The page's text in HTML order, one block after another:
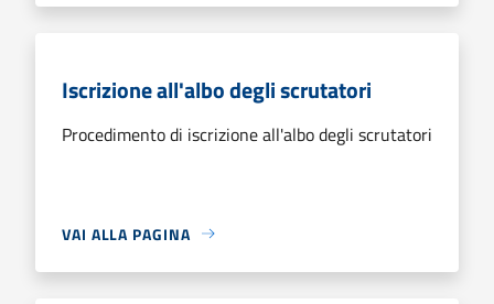
Iscrizione all'albo degli scrutatori
Procedimento di iscrizione all'albo degli scrutatori
VAI ALLA PAGINA